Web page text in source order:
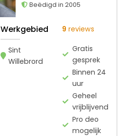
Beëdigd in 2005
Werkgebied
Sint
Willebrord
9 reviews
Gratis
gesprek
Binnen 24
uur
Geheel
vrijblijvend
Pro deo
mogelijk